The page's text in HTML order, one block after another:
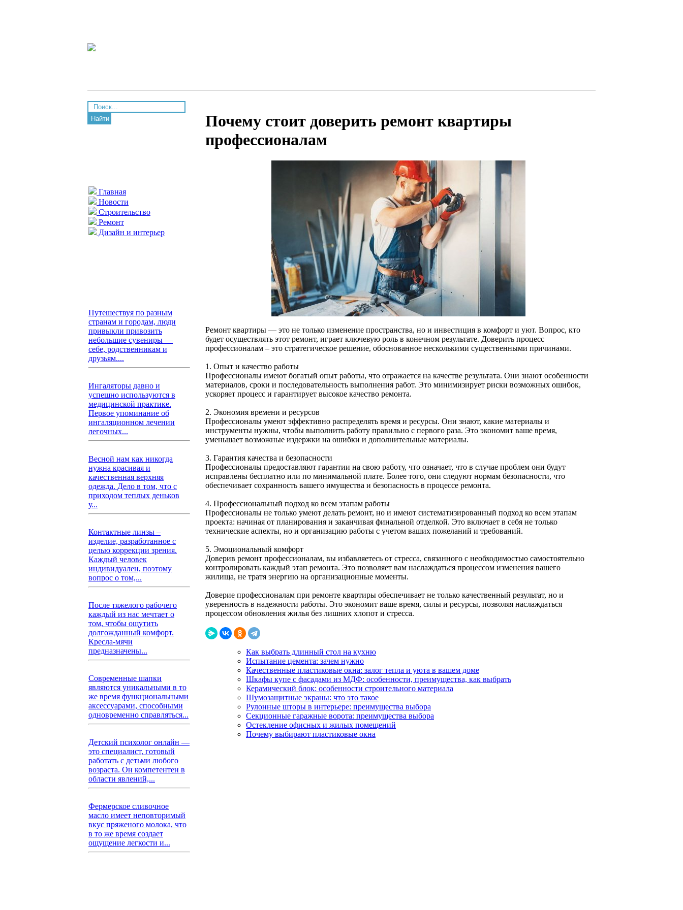
Найти
Главная
Новости
Строительство
Ремонт
Дизайн и интерьер
Путешествуя по разным
странам и городам, люди
привыкли привозить
небольшие сувениры —
себе, родственникам и
друзьям....
Ингаляторы давно и
успешно используются в
медицинской практике.
Первое упоминание об
ингаляционном лечении
легочных...
Весной нам как никогда
нужна красивая и
качественная верхняя
одежда. Дело в том, что с
приходом теплых деньков
у...
Контактные линзы –
изделие, разработанное с
целью коррекции зрения.
Каждый человек
индивидуален, поэтому
вопрос о том,...
После тяжелого рабочего
каждый из нас мечтает о
том, чтобы ощутить
долгожданный комфорт.
Кресла-мячи
предназначены...
Современные шапки
являются уникальными в то
же время функциональными
аксессуарами, способными
одновременно справляться...
Детский психолог онлайн —
это специалист, готовый
работать с детьми любого
возраста. Он компетентен в
области явлений,...
Фермерское сливочное
масло имеет неповторимый
вкус пряженого молока, что
в то же время создает
ощущение легкости и...
Почему стоит доверить ремонт квартиры
профессионалам
Ремонт квартиры — это не только изменение пространства, но и инвестиция в комфорт и уют. Вопрос, кто
будет осуществлять этот ремонт, играет ключевую роль в конечном результате. Доверить процесс
профессионалам – это стратегическое решение, обоснованное несколькими существенными причинами.
1. Опыт и качество работы
Профессионалы имеют богатый опыт работы, что отражается на качестве результата. Они знают особенности
материалов, сроки и последовательность выполнения работ. Это минимизирует риски возможных ошибок,
ускоряет процесс и гарантирует высокое качество ремонта.
2. Экономия времени и ресурсов
Профессионалы умеют эффективно распределять время и ресурсы. Они знают, какие материалы и
инструменты нужны, чтобы выполнить работу правильно с первого раза. Это экономит ваше время,
уменьшает возможные издержки на ошибки и дополнительные материалы.
3. Гарантия качества и безопасности
Профессионалы предоставляют гарантии на свою работу, что означает, что в случае проблем они будут
исправлены бесплатно или по минимальной плате. Более того, они следуют нормам безопасности, что
обеспечивает сохранность вашего имущества и безопасность в процессе ремонта.
4. Профессиональный подход ко всем этапам работы
Профессионалы не только умеют делать ремонт, но и имеют систематизированный подход ко всем этапам
проекта: начиная от планирования и заканчивая финальной отделкой. Это включает в себя не только
технические аспекты, но и организацию работы с учетом ваших пожеланий и требований.
5. Эмоциональный комфорт
Доверив ремонт профессионалам, вы избавляетесь от стресса, связанного с необходимостью самостоятельно
контролировать каждый этап ремонта. Это позволяет вам наслаждаться процессом изменения вашего
жилища, не тратя энергию на организационные моменты.
Доверие профессионалам при ремонте квартиры обеспечивает не только качественный результат, но и
уверенность в надежности работы. Это экономит ваше время, силы и ресурсы, позволяя наслаждаться
процессом обновления жилья без лишних хлопот и стресса.
Как выбрать длинный стол на кухню
Испытание цемента: зачем нужно
Качественные пластиковые окна: залог тепла и уюта в вашем доме
Шкафы купе с фасадами из МДФ: особенности, преимущества, как выбрать
Керамический блок: особенности строительного материала
Шумозащитные экраны: что это такое
Рулонные шторы в интерьере: преимущества выбора
Секционные гаражные ворота: преимущества выбора
Остекление офисных и жилых помещений
Почему выбирают пластиковые окна